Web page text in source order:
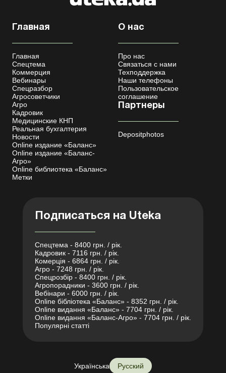
Главная
Главная
Спецтема
Коммерция
Вебинары
Спецразбор
Агросоветчики
Агро
Кадровик
Медицинские КНП
Реальная бухгалтерия
Новости
Online издание «Баланс»
Online издание «Баланс-
Агро»
Online библиотека «Баланс»
Метки
О нас
Про нас
Связаться с нами
Техподдержка
Наши телефоны
Пользовательское
соглашение
Партнеры
Depositphotos
Подписаться на Uteka
Спецтема - 8400 грн. / рік.
Кадровик - 7116 грн. / рік.
Комерція - 6864 грн. / рік.
Агро - 7248 грн. / рік.
Спецрозбір - 8400 грн. / рік.
Агропорадники - 3600 грн. / рік.
Вебінари - 6000 грн. / рік.
Online бібліотека «Баланс» - 8352 грн. / рік.
Online видання «Баланс» - 7704 грн. / рік.
Online видання «Баланс-Агро» - 7704 грн. / рік.
Популярні статті
Українська Русский